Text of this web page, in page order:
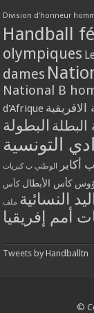
Division d'honneur
Handball
olympiques
dames
National B
d'Afrique الافريقية
البطلة البطولة
التونسية
أكابر الوطني ب كبريات
كأس الأبطال كأس
النسائية ملف
أمم إفريقيا
Tweets by Handballtn
©